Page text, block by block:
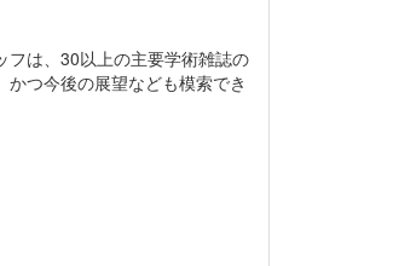
フは、30以上の主要学術雑誌の
つ今後の展望なども模索でき